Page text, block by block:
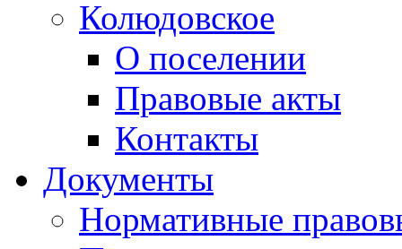
Колюдовское
О поселении
Правовые акты
Контакты
Документы
Нормативные